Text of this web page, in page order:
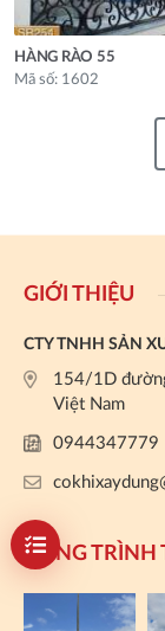
HÀNG RÀO 55
Mã số: 1602
GIỚI THIỆU
CTY TNHH SẢN
154/1D
Việt Nam
0944347779
CÔNG TRÌNH